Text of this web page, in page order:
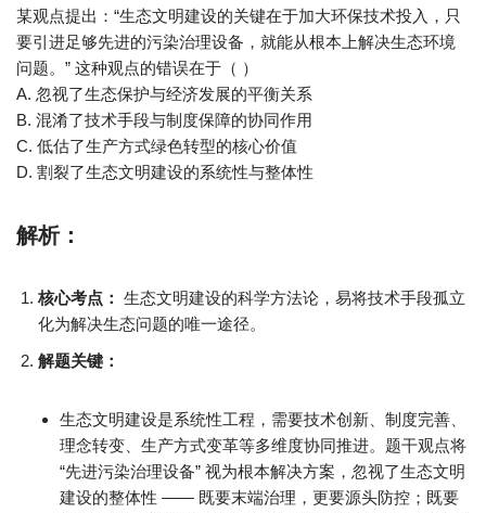
某观点提出：“生态文明建设的关键在于加大环保技术投入，只
要引进足够先进的污染治理设备，就能从根本上解决生态环境
问题。” 这种观点的错误在于（ ）
A. 忽视了生态保护与经济发展的平衡关系
B. 混淆了技术手段与制度保障的协同作用
C. 低估了生产方式绿色转型的核心价值
D. 割裂了生态文明建设的系统性与整体性
解析：
核心考点： 生态文明建设的科学方法论，易将技术手段孤立
化为解决生态问题的唯一途径。
解题关键：
生态文明建设是系统性工程，需要技术创新、制度完善、
理念转变、生产方式变革等多维度协同推进。题干观点将
“先进污染治理设备” 视为根本解决方案，忽视了生态文明
建设的整体性 —— 既要末端治理，更要源头防控；既要